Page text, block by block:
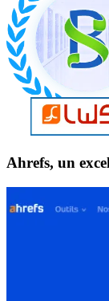
Ahrefs, un